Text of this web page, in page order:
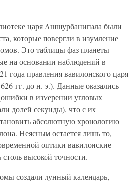
царя Ашшурбанипала были
которые повергли в изумление
Это таблицы фаз планеты
на основании наблюдений в
года правления вавилонского царя
гг. до н. э.). Данные оказались
в измерении угловых
долей секунды), что с их
абсолютную хронологию
Неясным остается лишь то,
оптики вавилонские
столь высокой точности.
создали лунный календарь,